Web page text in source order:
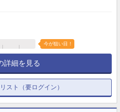
今が狙い目！
詳細を見る
スト（要ログイン）